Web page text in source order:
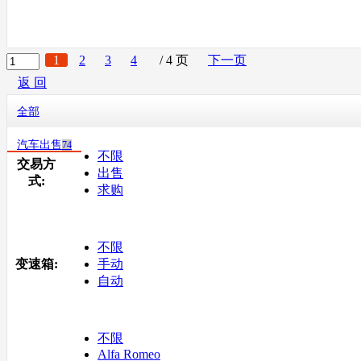
1 2 3 4 / 4 页
下一页
返 回
全部
汽车出售74
交易方
式:
不限
出售
求购
变速箱:
不限
手动
自动
不限
Alfa Romeo